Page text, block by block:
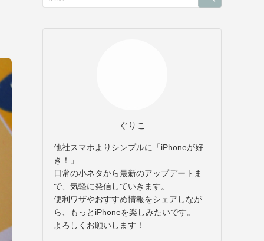
ぐりこ
他社スマホよりシンプルに「iPhoneが好
き！」
日常の小ネタから最新のアップデートま
で、気軽に発信していきます。
便利ワザやおすすめ情報をシェアしなが
ら、もっとiPhoneを楽しみたいです。
よろしくお願いします！